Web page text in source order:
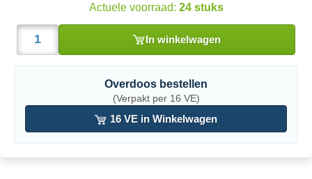
Actuele voorraad: 24 stuks
In winkelwagen
Overdoos bestellen
(Verpakt per 16 VE)
16 VE in Winkelwagen